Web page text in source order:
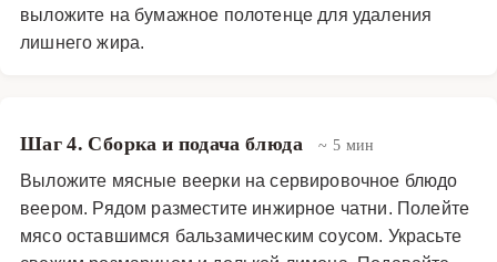
выложите на бумажное полотенце для удаления
лишнего жира.
Шаг 4. Сборка и подача блюда ~ 5 мин
Выложите мясные веерки на сервировочное блюдо
веером. Рядом разместите инжирное чатни. Полейте
мясо оставшимся бальзамическим соусом. Украсьте